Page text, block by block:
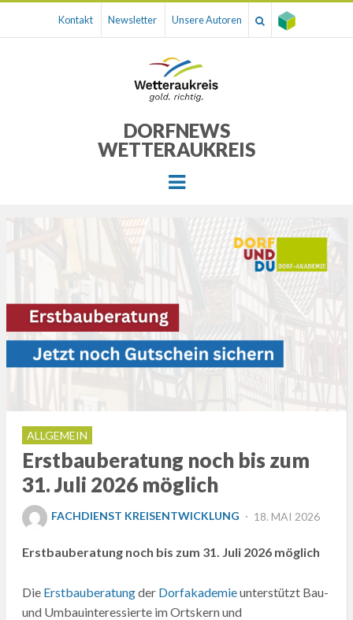
Kontakt Newsletter Unsere Autoren
DORFNEWS
WETTERAUKREIS
Menu
ALLGEMEIN
Erstbauberatung noch bis zum
31. Juli 2026 möglich
FACHDIENST KREISENTWICKLUNG
POSTED
18. MAI 2026
Erstbauberatung noch bis zum 31. Juli 2026 möglich
Die Erstbauberatungder Dorfakademieunterstützt Bau-
und Umbauinteressierte im Ortskern und